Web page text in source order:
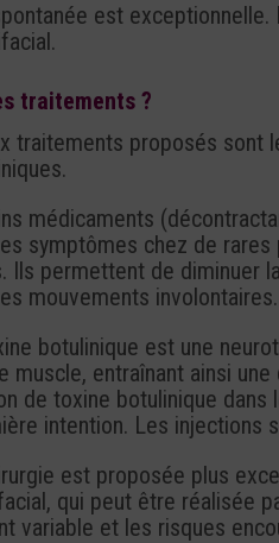
est
traitements ?
traitements proposés sont
médicaments
symptômes chez de
Ils permettent de diminuer
mouvements involontaires.
botulinique est une
muscle, entraînant ainsi
de toxine botulinique
intention. Les injections
est proposée plus
qui peut être réalisée
variable et les risques